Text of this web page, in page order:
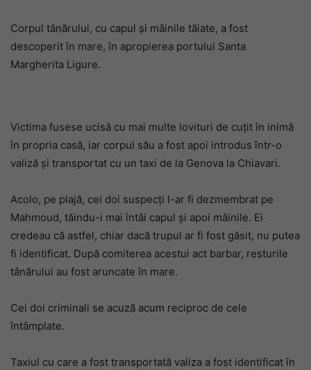
Corpul tânărului, cu capul și mâinile tăiate, a fost
descoperit în mare, în apropierea portului Santa
Margherita Ligure.
Victima fusese ucisă cu mai multe lovituri de cuțit în inimă
în propria casă, iar corpul său a fost apoi introdus într-o
valiză și transportat cu un taxi de la Genova la Chiavari.
Acolo, pe plajă, cei doi suspecți l-ar fi dezmembrat pe
Mahmoud, tăindu-i mai întâi capul și apoi mâinile. Ei
credeau că astfel, chiar dacă trupul ar fi fost găsit, nu putea
fi identificat. După comiterea acestui act barbar, resturile
tânărului au fost aruncate în mare.
Cei doi criminali se acuză acum reciproc de cele
întâmplate.
Taxiul cu care a fost transportată valiza a fost identificat în